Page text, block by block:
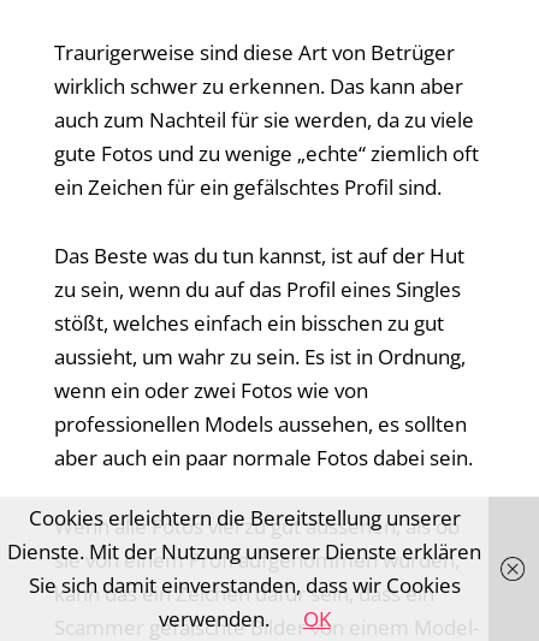
Traurigerweise sind diese Art von Betrüger
wirklich schwer zu erkennen. Das kann aber
auch zum Nachteil für sie werden, da zu viele
gute Fotos und zu wenige „echte“ ziemlich oft
ein Zeichen für ein gefälschtes Profil sind.
Das Beste was du tun kannst, ist auf der Hut
zu sein, wenn du auf das Profil eines Singles
stößt, welches einfach ein bisschen zu gut
aussieht, um wahr zu sein. Es ist in Ordnung,
wenn ein oder zwei Fotos wie von
professionellen Models aussehen, es sollten
aber auch ein paar normale Fotos dabei sein.
Wenn alle Fotos viel zu gut aussehen, als ob
sie von einem Profi aufgenommen wurden,
kann das ein Zeichen dafür sein, dass ein
Scammer gefälschte Bilder von einem Model-
Cookies erleichtern die Bereitstellung unserer
Dienste. Mit der Nutzung unserer Dienste erklären
Sie sich damit einverstanden, dass wir Cookies
verwenden.
OK